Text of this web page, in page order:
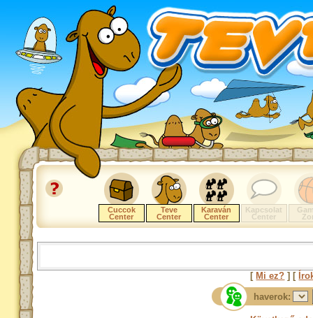
Cuccok
Center
Teve
Center
Karaván
Center
Kapcsolat
Center
[ Mi ez? ] [
haverok: